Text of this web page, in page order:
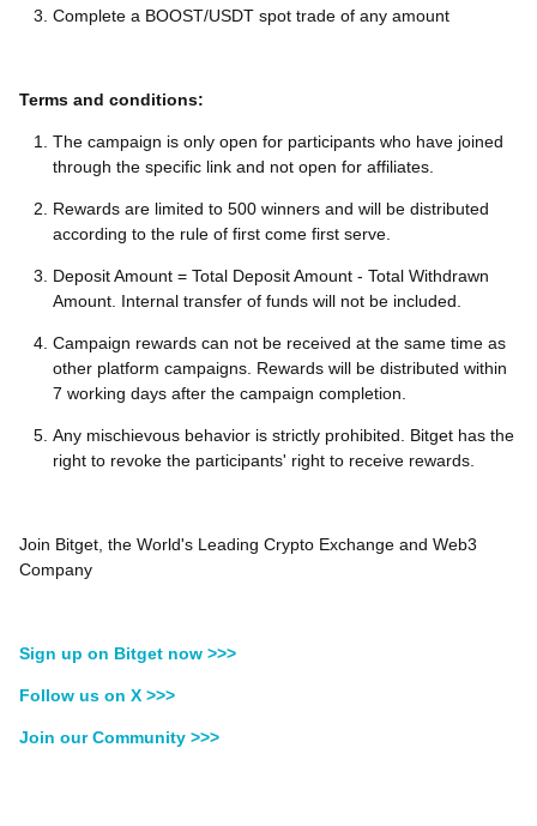
Complete a BOOST/USDT spot trade of any amount
Terms and conditions:
The campaign is only open for participants who have joined
through the specific link and not open for affiliates.
Rewards are limited to 500 winners and will be distributed
according to the rule of first come first serve.
Deposit Amount = Total Deposit Amount - Total Withdrawn
Amount. Internal transfer of funds will not be included.
Campaign rewards can not be received at the same time as
other platform campaigns. Rewards will be distributed within
7 working days after the campaign completion.
Any mischievous behavior is strictly prohibited. Bitget has the
right to revoke the participants' right to receive rewards.
Join Bitget, the World's Leading Crypto Exchange and Web3
Company
Sign up on Bitget now >>>
Follow us on X >>>
Join our Community >>>